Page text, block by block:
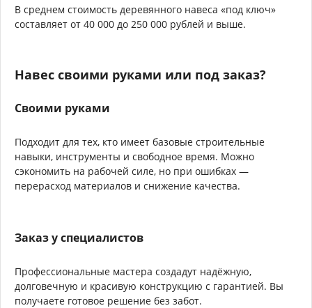
В среднем стоимость деревянного навеса «под ключ»
составляет от 40 000 до 250 000 рублей и выше.
Навес своими руками или под заказ?
Своими руками
Подходит для тех, кто имеет базовые строительные
навыки, инструменты и свободное время. Можно
сэкономить на рабочей силе, но при ошибках —
перерасход материалов и снижение качества.
Заказ у специалистов
Профессиональные мастера создадут надёжную,
долговечную и красивую конструкцию с гарантией. Вы
получаете готовое решение без забот.